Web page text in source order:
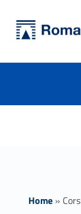
Il mestiere dell’archivista. Conservazione, tutela e valorizzazione degli archivi analogici e digitali - Università Roma Tre
Home»